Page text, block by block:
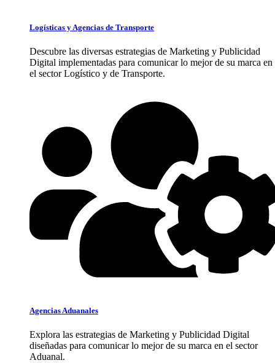
Logísticas y Agencias de Transporte
Descubre las diversas estrategias de Marketing y Publicidad
Digital implementadas para comunicar lo mejor de su marca en
el sector Logístico y de Transporte.
Agencias Aduanales
Explora las estrategias de Marketing y Publicidad Digital
diseñadas para comunicar lo mejor de su marca en el sector
Aduanal.